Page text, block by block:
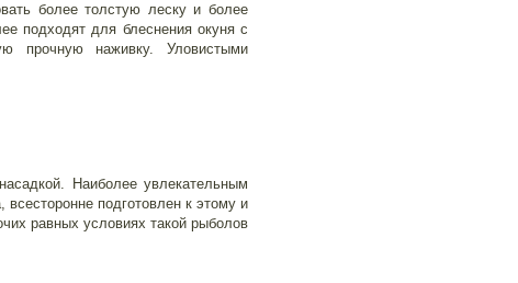
более толстую леску и более
подходят для блеснения окуня с
прочную наживку. Уловистыми
Наиболее увлекательным
подготовлен к этому и
равных условиях такой рыболов